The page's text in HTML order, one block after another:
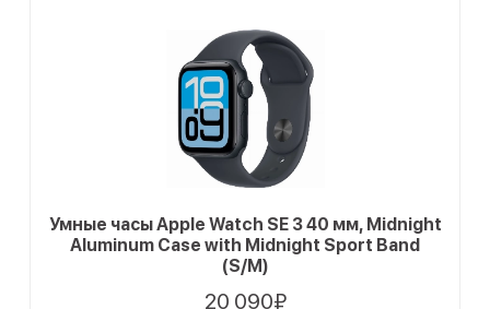
Умные часы Apple Watch SE 3 40 мм, Midnight
Aluminum Case with Midnight Sport Band
(S/M)
20 090₽